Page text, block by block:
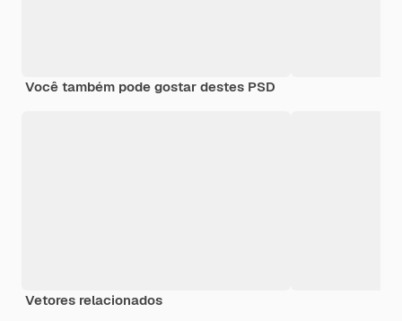
Você também pode gostar destes PSD
Vetores relacionados